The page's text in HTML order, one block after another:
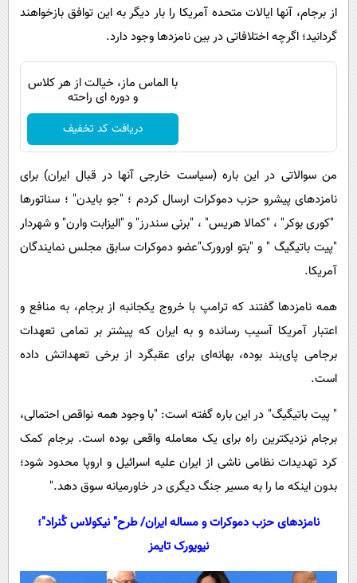
از برجام، آنها ایالات متحده آمریکا را بار دیگر به این توافق بازخواهند
گردانید؛ اگرچه اختلافاتی در بین نامزدها وجود دارد.
با الماس ماز، خیالت از هر کلاس
و دوره ای راحته
دریافت کد تخفیف
من سوالاتی در این باره (سیاست خارجی آنها در قبال ایران) برای
نامزدهای پیشرو حزب دموکرات ارسال کردم ؛ "جو بایدن" ؛ سناتورها
"کوری بوکر" ، "کمالا هریس" ، "برنی سندرز" و "الیزابت وارن" و شهردار
"پیت باتیگیگ " و "بتو اورورک"عضو دموکرات سابق مجلس نمایندگان
آمریکا.
همه نامزدها گفتند كه ترامپ با خروج یکجانبه از برجام، به منافع و
اعتبار آمريكا آسيب رسانده و به ايران که پیشتر بر تمامی تعهدات
برجامی پای‌بند بوده، بهانه‌ای برای عقبگرد از برخی تعهداتش داده
است.
" پیت باتیگیگ" در این باره گفته است: "با وجود همه نواقص احتمالی،
برجام نزدیکترین راه برای یک معامله واقعی بوده است. برجام کمک
کرد تهدیدات نظامی ناشی از ایران علیه اسرائیل و اروپا محدود شود؛
بدون اینکه ما را به مسیر جنگ دیگری در خاورمیانه سوق دهد."
نامزدهای حزب دموکرات و مساله ایران/ طرح" نیکولاس کُنراد"؛
نیویورک تایمز